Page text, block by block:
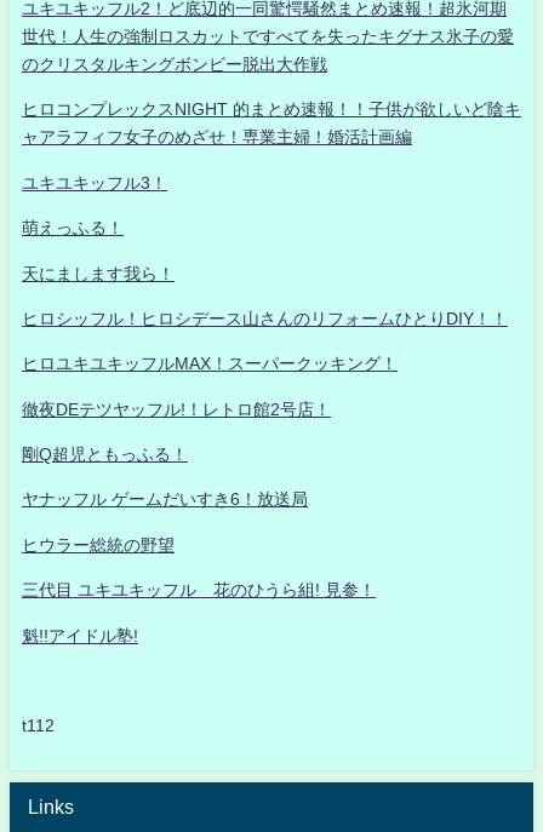
ユキユキッフル2！ど底辺的一同驚愕騒然まとめ速報！超氷河期
世代！人生の強制ロスカットですべてを失ったキグナス氷子の愛
のクリスタルキングボンビー脱出大作戦
ヒロコンプレックスNIGHT 的まとめ速報！！子供が欲しいど陰キ
ャアラフィフ女子のめざせ！専業主婦！婚活計画編
ユキユキッフル3！
萌えっふる！
天にまします我ら！
ヒロシッフル！ヒロシデース山さんのリフォームひとりDIY！！
ヒロユキユキッフルMAX！スーパークッキング！
徹夜DEテツヤッフル!！レトロ館2号店！
剛Q超児ともっふる！
ヤナッフル ゲームだいすき6！放送局
ヒウラー総統の野望
三代目 ユキユキッフル 花のひうら組! 見参！
魁!!アイドル塾!
t112
Links